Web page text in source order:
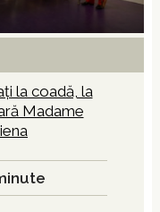
la coadă, la
Madame